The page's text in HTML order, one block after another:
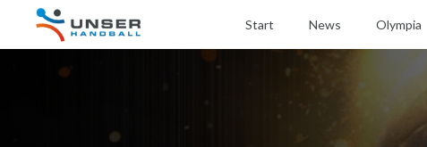
Start News Olympia